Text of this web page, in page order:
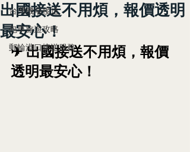
台灣機場接送
包車旅遊攻略
郵輪港口接送服務
出國接送不用煩，報價透明
最安心！
✈ 出國接送不用煩，報價
透明最安心！